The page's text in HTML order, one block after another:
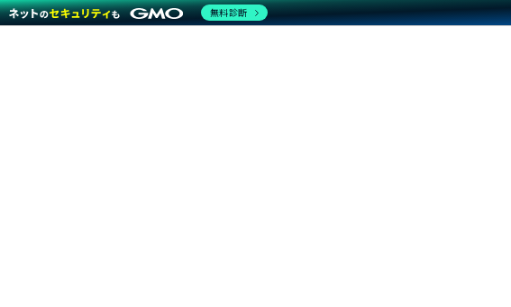
無料診断